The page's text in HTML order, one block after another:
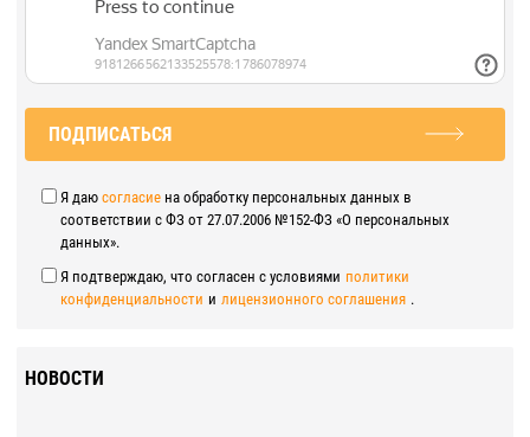
ПОДПИСАТЬСЯ
Я даю согласие на обработку персональных данных в
соответствии с ФЗ от 27.07.2006 №152-ФЗ «О персональных
данных».
Я подтверждаю, что согласен с условиями политики
конфиденциальности и лицензионного соглашения .
НОВОСТИ